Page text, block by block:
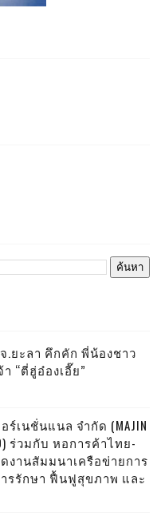
.ยะลา คึกคัก พี่น้องชาว
“ตี่ฮู่อ๋องเอี๊ย”
เนชั่นแนล จำกัด (MAJIN
ร่วมกับ หอการค้าไทย-
ดงานสัมมนาเครือข่ายการ
รรักษา ฟื้นฟูสุขภาพ และ